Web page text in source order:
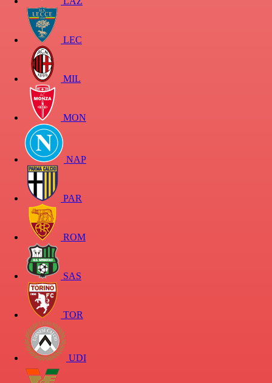
LEC
MIL
MON
NAP
PAR
ROM
SAS
TOR
UDI